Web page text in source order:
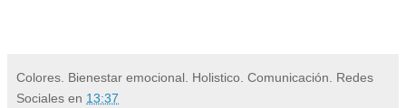
Colores. Bienestar emocional. Holistico. Comunicación. Redes
Sociales en 13:37